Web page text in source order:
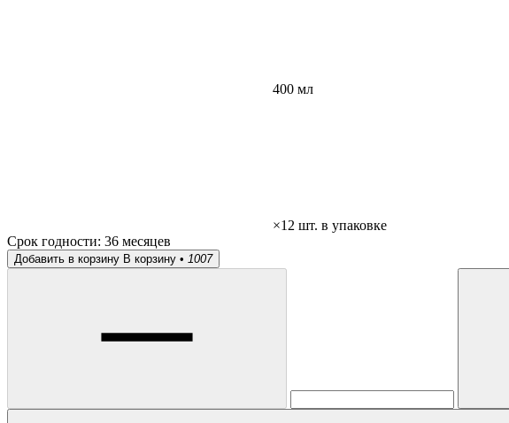
400 мл
×12 шт. в упаковке
Срок годности: 36 месяцев
Добавить в корзину В корзину • 1007